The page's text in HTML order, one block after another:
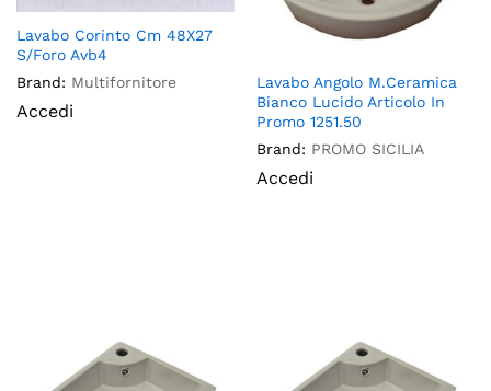
Lavabo Corinto Cm 48X27
S/Foro Avb4
Brand: Multifornitore
Accedi
Lavabo Angolo M.Ceramica
Bianco Lucido Articolo In
Promo 1251.50
Brand: PROMO SICILIA
Accedi